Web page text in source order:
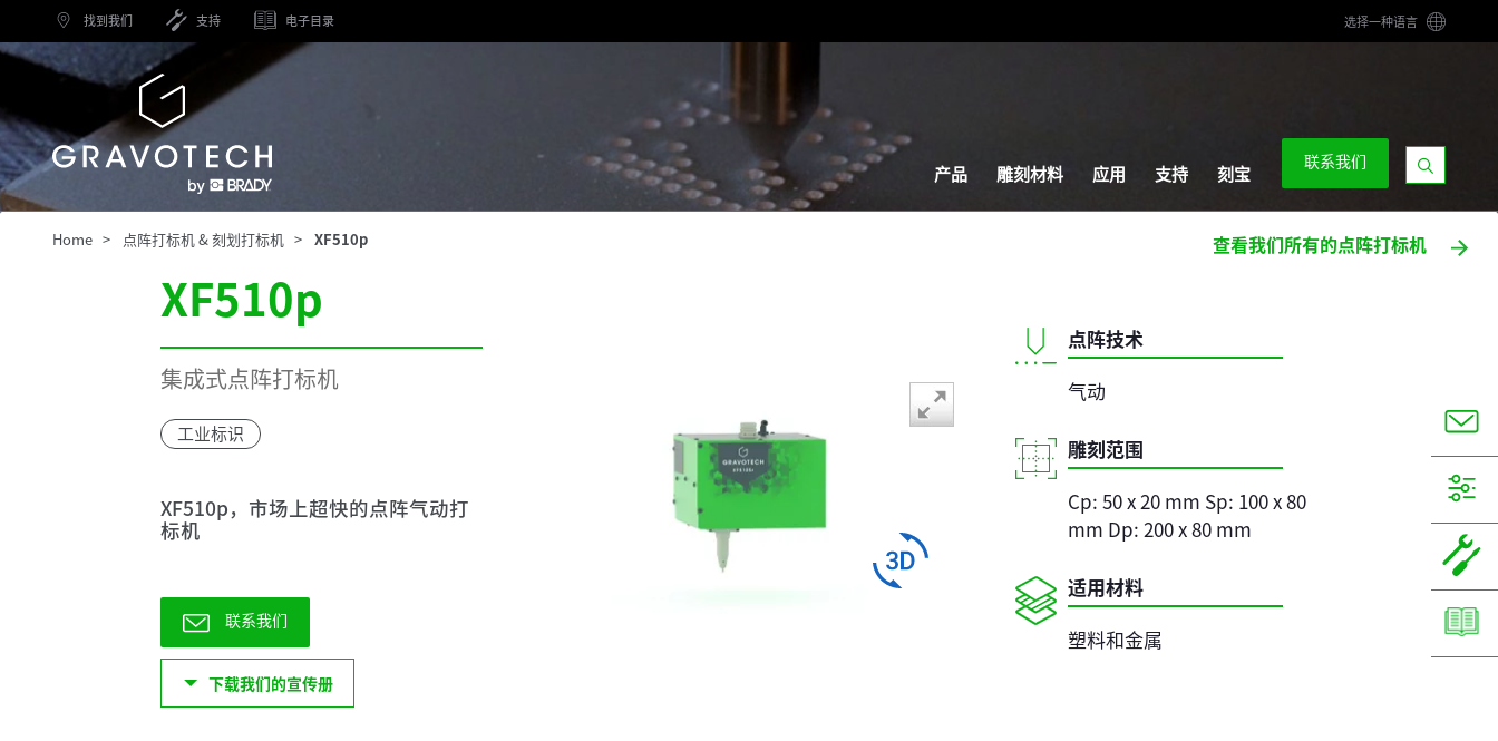
main
content
找到我们 支持 电子目录 选择一种语言
Gravotech
产品 雕刻材料 应用 支持 刻宝
联系我们
显
示
Home 点阵打标机 & 刻划打标机 XF510p 查看我们所有的点阵打标机
XF510p
集成式点阵打标机
工业标识
XF510p，市场上超快的点阵气动打
标机
联系我们
下载我们的宣传册
Drag to
spin
点阵技术
气动
雕刻范围
Cp: 50 x 20 mm Sp: 100 x 80
mm Dp: 200 x 80 mm
适用材料
塑料和金属